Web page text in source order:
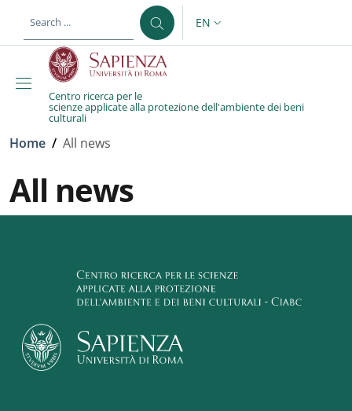
LANGUAGE SWITCHER:
EN
Centro ricerca per le
scienze applicate alla protezione dell'ambiente dei beni
culturali
Breadcrumb
Home / All news
All news